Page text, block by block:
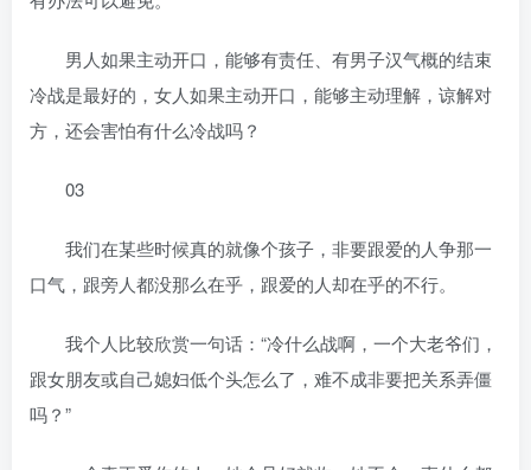
男人如果主动开口，能够有责任、有男子汉气概的结束
冷战是最好的，女人如果主动开口，能够主动理解，谅解对
方，还会害怕有什么冷战吗？
03
我们在某些时候真的就像个孩子，非要跟爱的人争那一
口气，跟旁人都没那么在乎，跟爱的人却在乎的不行。
我个人比较欣赏一句话：“冷什么战啊，一个大老爷们，
跟女朋友或自己媳妇低个头怎么了，难不成非要把关系弄僵
吗？”